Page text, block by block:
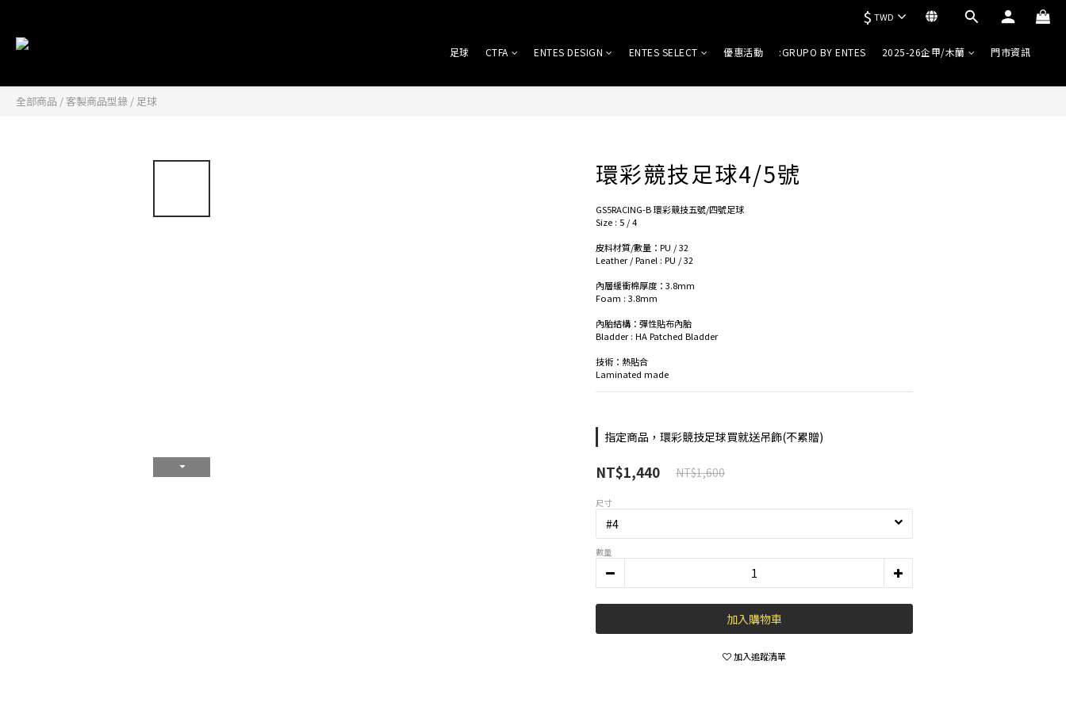
$ TWD
足球 CTFA ENTES DESIGN ENTES SELECT 優惠活動 :GRUPO BY ENTES 2025-26企甲/木蘭 門市資訊
全部商品 / 客製商品型錄 / 足球
環彩競技足球4/5號
GS5RACING-B 環彩競技五號/四號足球
Size : 5 / 4
皮料材質/數量：PU / 32
Leather / Panel : PU / 32
內層緩衝棉厚度：3.8mm
Foam : 3.8mm
內胎結構：彈性貼布內胎
Bladder : HA Patched Bladder
技術：熱貼合
Laminated made
指定商品，環彩競技足球買就送吊飾(不累贈)
NT$1,600
NT$1,440
尺寸
數量
加入購物車
加入追蹤清單